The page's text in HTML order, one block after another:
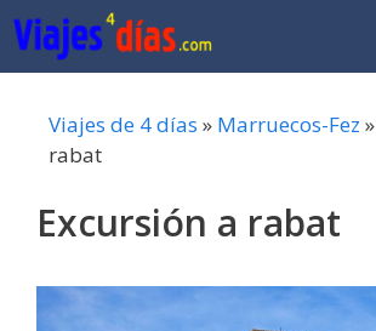
Saltar
al
contenido
Viajes de 4 días » Marruecos-Fez »
rabat
Excursión a rabat